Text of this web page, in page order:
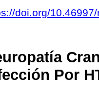
doi.org/
Por